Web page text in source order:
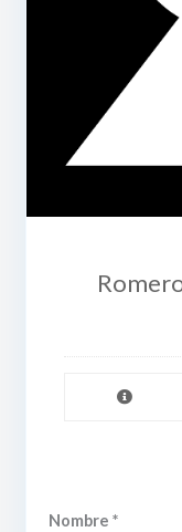
Nombre *